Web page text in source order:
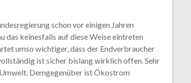
schon vor einigen Jahren
das keinesfalls auf diese Weise eintreten
umso wichtiger, dass der Endverbraucher
ist sicher bislang wirklich offen. Sehr
Demgegenüber ist Ökostrom